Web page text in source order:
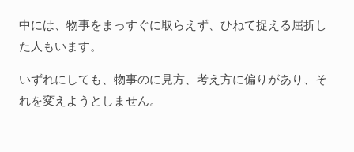
中には、物事をまっすぐに取らえず、ひねて捉える屈折し
た人もいます。
いずれにしても、物事のに見方、考え方に偏りがあり、そ
れを変えようとしません。